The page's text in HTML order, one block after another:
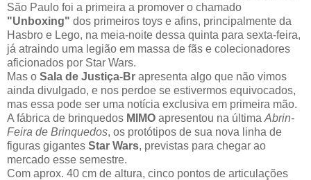
São Paulo foi a primeira a promover o chamado
"Unboxing" dos primeiros toys e afins, principalmente da
Hasbro e Lego, na meia-noite dessa quinta para sexta-feira,
já atraindo uma legião em massa de fãs e colecionadores
aficionados por Star Wars.
Mas o Sala de Justiça-Br apresenta algo que não vimos
ainda divulgado, e nos perdoe se estivermos equivocados,
mas essa pode ser uma notícia exclusiva em primeira mão.
A fábrica de brinquedos MIMO apresentou na última Abrin-
Feira de Brinquedos, os protótipos de sua nova linha de
figuras gigantes Star Wars, previstas para chegar ao
mercado esse semestre.
Com aprox. 40 cm de altura, cinco pontos de articulações